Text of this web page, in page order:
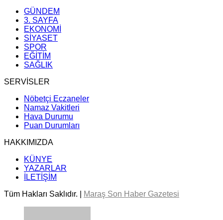
GÜNDEM
3. SAYFA
EKONOMİ
SİYASET
SPOR
EĞİTİM
SAĞLIK
SERVİSLER
Nöbetçi Eczaneler
Namaz Vakitleri
Hava Durumu
Puan Durumları
HAKKIMIZDA
KÜNYE
YAZARLAR
İLETİŞİM
Tüm Hakları Saklıdır. |
Maraş Son Haber Gazetesi